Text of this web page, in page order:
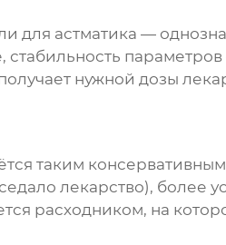
для астматика —
стабильность
нужной дозы
таким консервативным
лекарство), более
расходником, на